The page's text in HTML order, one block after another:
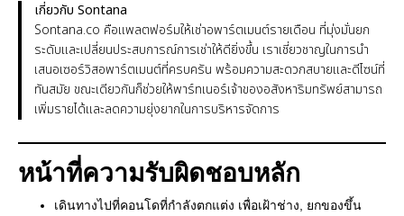
เกี่ยวกับ Sontana
Sontana.co คือแพลตฟอร์มให้เช่าอพาร์ตเมนต์รายเดือน ที่มุ่งมั่นยก
ระดับและเปลี่ยนประสบการณ์การเช่าให้ดียิ่งขึ้น เราเชี่ยวชาญในการนำ
เสนอเซอร์วิสอพาร์ตเมนต์ที่ครบครัน พร้อมความสะดวกสบายและดีไซน์ที่
ทันสมัย ขณะเดียวกันก็ช่วยให้พาร์ทเนอร์เจ้าของอสังหาริมทรัพย์สามารถ
เพิ่มรายได้และลดความยุ่งยากในการบริหารจัดการ
หน้าที่ความรับผิดชอบหลัก
เดินทางไปที่คอนโดที่กําลังตกแต่ง เพื่อเฝ้าช่าง, ยกของขึ้น